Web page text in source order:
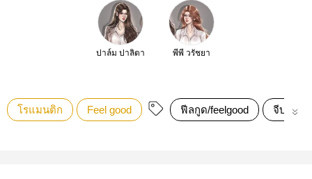
ปาล์ม ปาลิตา พีพี วรัชยา
โรแมนติก Feel good ฟีลกูด/feelgood จีบรุ่นพี่